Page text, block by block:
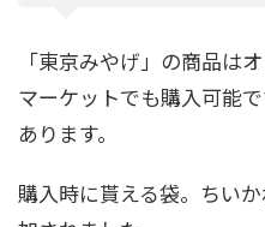
「東京みやげ」の商品は
マーケットでも購入可能
あります。
購入時に貰える袋。ちい